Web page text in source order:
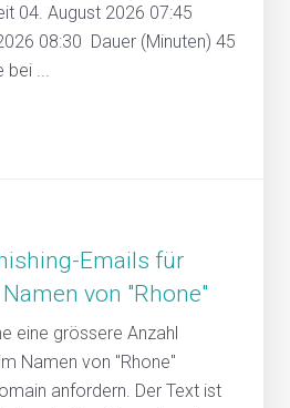
04. August 2026 07:45
08:30 Dauer (Minuten) 45
bei ...
Emails für
von "Rhone"
eine grössere Anzahl
Namen von "Rhone"
anfordern. Der Text ist